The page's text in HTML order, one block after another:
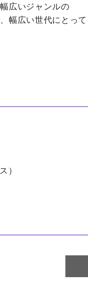
広いジャンルの
幅広い世代にとって
）